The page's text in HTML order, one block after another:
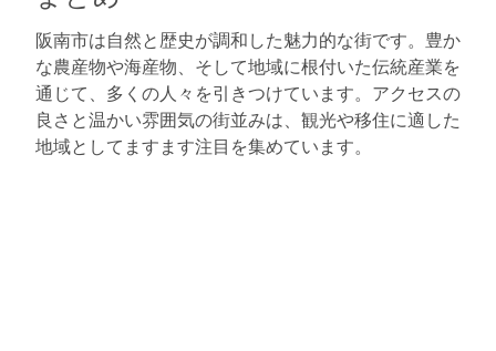
阪南市は自然と歴史が調和した魅力的な街です。豊か
な農産物や海産物、そして地域に根付いた伝統産業を
通じて、多くの人々を引きつけています。アクセスの
良さと温かい雰囲気の街並みは、観光や移住に適した
地域としてますます注目を集めています。